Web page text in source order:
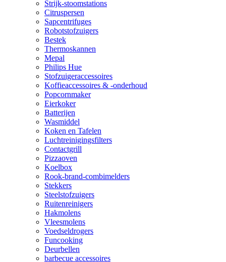
Strijk-stoomstations
Citruspersen
Sapcentrifuges
Robotstofzuigers
Bestek
Thermoskannen
Mepal
Philips Hue
Stofzuigeraccessoires
Koffieaccessoires & -onderhoud
Popcornmaker
Eierkoker
Batterijen
Wasmiddel
Koken en Tafelen
Luchtreinigingsfilters
Contactgrill
Pizzaoven
Koelbox
Rook-brand-combimelders
Stekkers
Steelstofzuigers
Ruitenreinigers
Hakmolens
Vleesmolens
Voedseldrogers
Funcooking
Deurbellen
barbecue accessoires